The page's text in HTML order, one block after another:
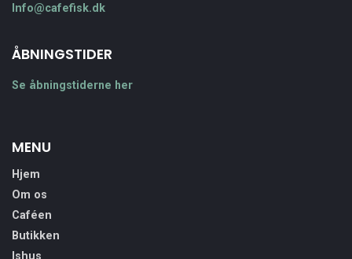
Info@cafefisk.dk
ÅBNINGSTIDER
Se åbningstiderne her
MENU
Hjem
Om os
Caféen
Butikken
Ishus